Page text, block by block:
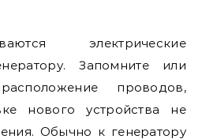
электрические
Запомните или
проводов,
нового устройства не
Обычно к генератору